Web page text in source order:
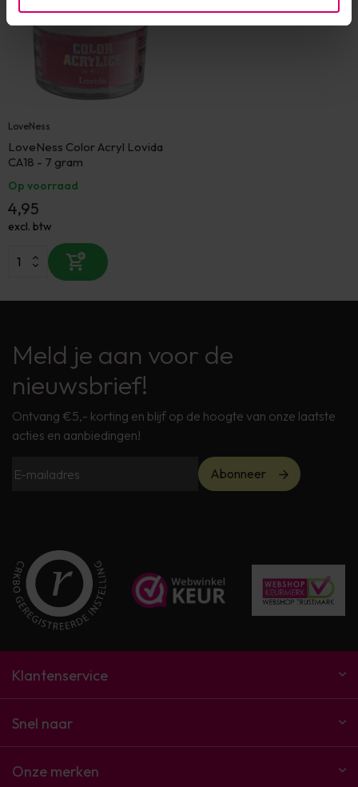
LoveNess
LoveNess Color Acryl Lovida
CA18 - 7 gram
Op voorraad
4,95
excl. btw
Meld je aan voor de
nieuwsbrief!
Ontvang €5,- korting en blijf op de hoogte van onze laatste
acties en aanbiedingen!
Abonneer
Klantenservice
Snel naar
Onze merken